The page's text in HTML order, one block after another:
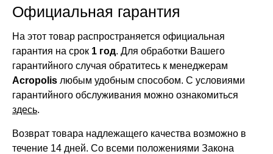
Официальная гарантия
На этот товар распространяется официальная
гарантия на срок 1 год. Для обработки Вашего
гарантийного случая обратитесь к менеджерам
Acropolis любым удобным способом. С условиями
гарантийного обслуживания можно ознакомиться
здесь.
Возврат товара надлежащего качества возможно в
течение 14 дней. Со всеми положениями Закона